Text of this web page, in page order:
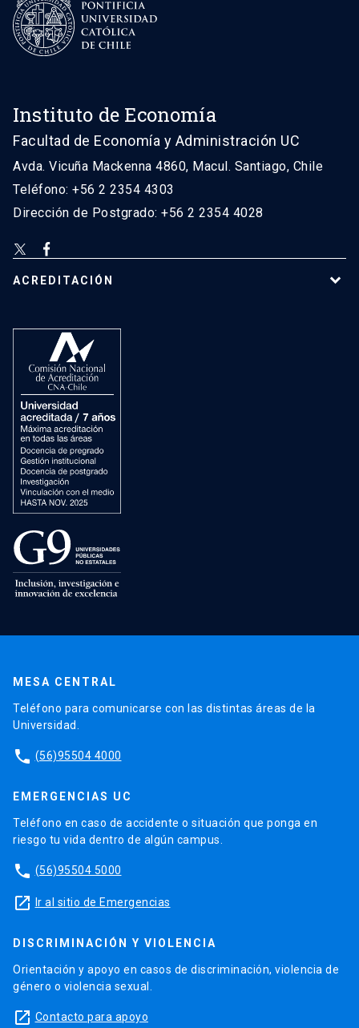
Instituto de Economía
Facultad de Economía y Administración UC
Avda. Vicuña Mackenna 4860, Macul. Santiago, Chile
Teléfono: +56 2 2354 4303
Dirección de Postgrado: +56 2 2354 4028
ACREDITACIÓN
MESA CENTRAL
Teléfono para comunicarse con las distintas áreas de la
Universidad.
phone (56)95504 4000
EMERGENCIAS UC
Teléfono en caso de accidente o situación que ponga en
riesgo tu vida dentro de algún campus.
phone (56)95504 5000
launch Ir al sitio de Emergencias
DISCRIMINACIÓN Y VIOLENCIA
Orientación y apoyo en casos de discriminación, violencia de
género o violencia sexual.
launch Contacto para apoyo